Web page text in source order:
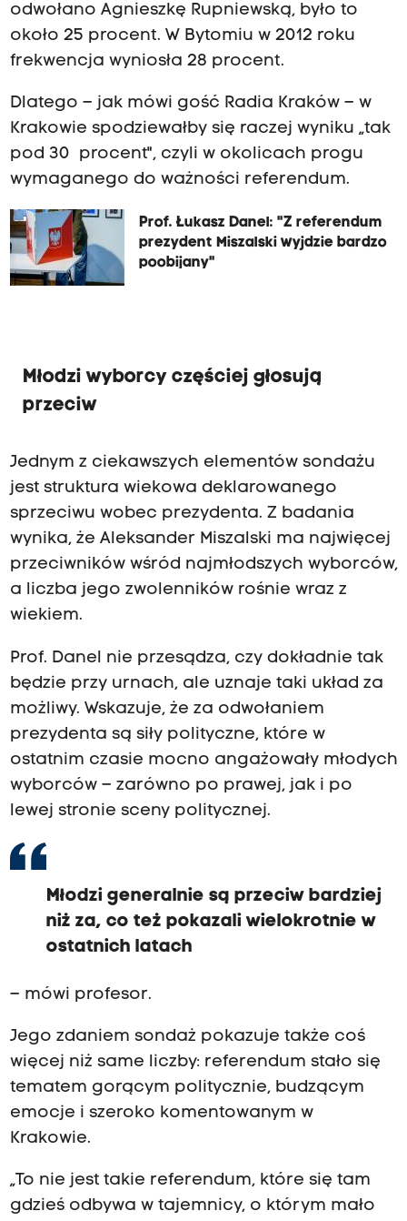
odwołano Agnieszkę Rupniewską, było to
około 25 procent. W Bytomiu w 2012 roku
frekwencja wyniosła 28 procent.
Dlatego – jak mówi gość Radia Kraków – w
Krakowie spodziewałby się raczej wyniku „tak
pod 30 procent", czyli w okolicach progu
wymaganego do ważności referendum.
Prof. Łukasz Danel: "Z referendum
prezydent Miszalski wyjdzie bardzo
poobijany"
Młodzi wyborcy częściej głosują
przeciw
Jednym z ciekawszych elementów sondażu
jest struktura wiekowa deklarowanego
sprzeciwu wobec prezydenta. Z badania
wynika, że Aleksander Miszalski ma najwięcej
przeciwników wśród najmłodszych wyborców,
a liczba jego zwolenników rośnie wraz z
wiekiem.
Prof. Danel nie przesądza, czy dokładnie tak
będzie przy urnach, ale uznaje taki układ za
możliwy. Wskazuje, że za odwołaniem
prezydenta są siły polityczne, które w
ostatnim czasie mocno angażowały młodych
wyborców – zarówno po prawej, jak i po
lewej stronie sceny politycznej.
Młodzi generalnie są przeciw bardziej
niż za, co też pokazali wielokrotnie w
ostatnich latach
– mówi profesor.
Jego zdaniem sondaż pokazuje także coś
więcej niż same liczby: referendum stało się
tematem gorącym politycznie, budzącym
emocje i szeroko komentowanym w
Krakowie.
„To nie jest takie referendum, które się tam
gdzieś odbywa w tajemnicy, o którym mało